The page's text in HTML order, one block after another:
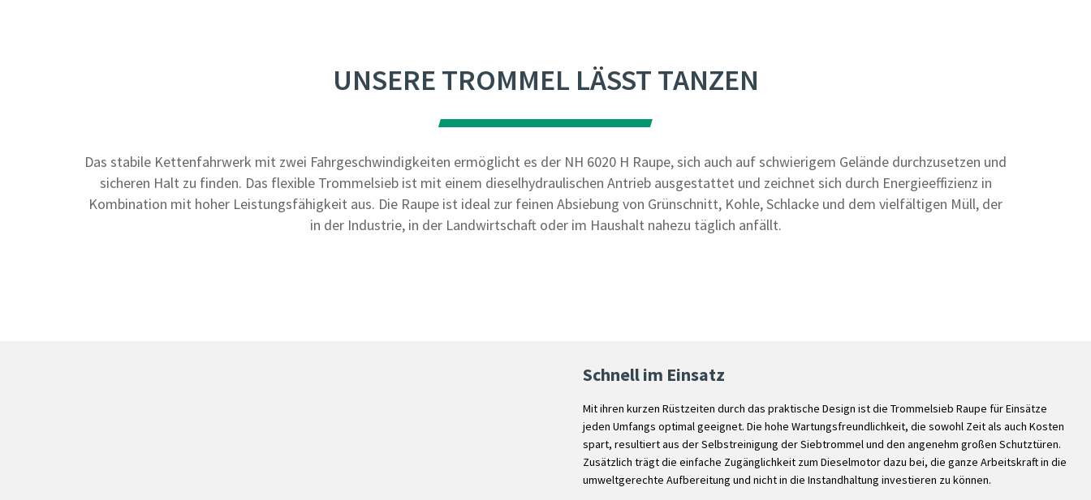
UNSERE TROMMEL LÄSST TANZEN
Das stabile Kettenfahrwerk mit zwei Fahrgeschwindigkeiten ermöglicht es der NH 6020 H Raupe, sich auch auf schwierigem Gelände durchzusetzen und
sicheren Halt zu finden. Das flexible Trommelsieb ist mit einem dieselhydraulischen Antrieb ausgestattet und zeichnet sich durch Energieeffizienz in
Kombination mit hoher Leistungsfähigkeit aus. Die Raupe ist ideal zur feinen Absiebung von Grünschnitt, Kohle, Schlacke und dem vielfältigen Müll, der
in der Industrie, in der Landwirtschaft oder im Haushalt nahezu täglich anfällt.
Schnell im Einsatz
Mit ihren kurzen Rüstzeiten durch das praktische Design ist die Trommelsieb Raupe für Einsätze
jeden Umfangs optimal geeignet. Die hohe Wartungsfreundlichkeit, die sowohl Zeit als auch Kosten
spart, resultiert aus der Selbstreinigung der Siebtrommel und den angenehm großen Schutztüren.
Zusätzlich trägt die einfache Zugänglichkeit zum Dieselmotor dazu bei, die ganze Arbeitskraft in die
umweltgerechte Aufbereitung und nicht in die Instandhaltung investieren zu können.